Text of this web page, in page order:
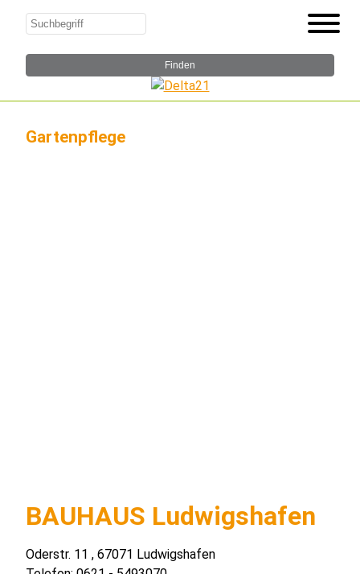
Gartenpflege
BAUHAUS Ludwigshafen
Oderstr. 11 , 67071 Ludwigshafen